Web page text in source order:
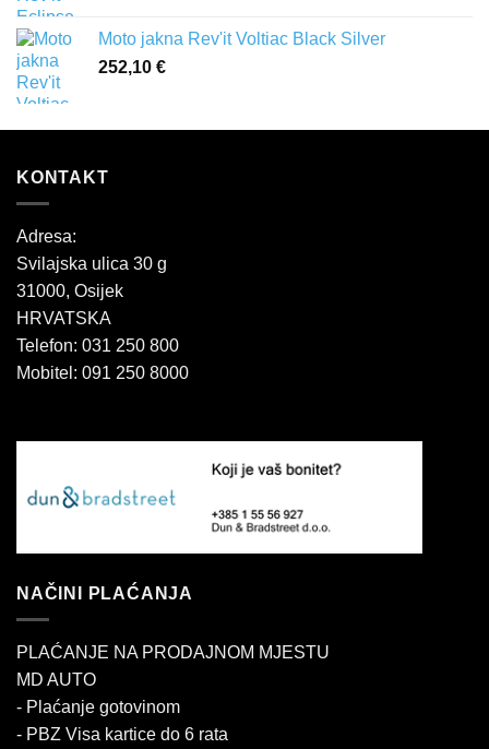
Moto jakna Rev'it Voltiac Black Silver
252,10 €
KONTAKT
Adresa:
Svilajska ulica 30 g
31000, Osijek
HRVATSKA
Telefon: 031 250 800
Mobitel: 091 250 8000
NAČINI PLAĆANJA
PLAĆANJE NA PRODAJNOM MJESTU
MD AUTO
- Plaćanje gotovinom
- PBZ Visa kartice do 6 rata